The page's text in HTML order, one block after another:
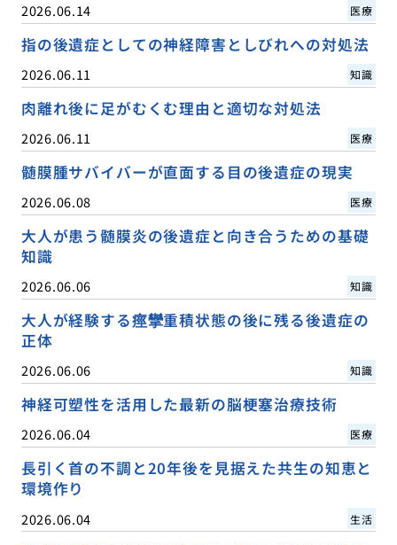
2026.06.14 医療
指の後遺症としての神経障害としびれへの対処法
2026.06.11 知識
肉離れ後に足がむくむ理由と適切な対処法
2026.06.11 医療
髄膜腫サバイバーが直面する目の後遺症の現実
2026.06.08 医療
大人が患う髄膜炎の後遺症と向き合うための基礎
知識
2026.06.06 知識
大人が経験する痙攣重積状態の後に残る後遺症の
正体
2026.06.06 知識
神経可塑性を活用した最新の脳梗塞治療技術
2026.06.04 医療
長引く首の不調と20年後を見据えた共生の知恵と
環境作り
2026.06.04 生活